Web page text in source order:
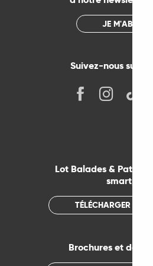
JE M'ABONNE
Suivez-nous sur
Lot Balades &
smartphone
TÉLÉCHARGER
Brochures et